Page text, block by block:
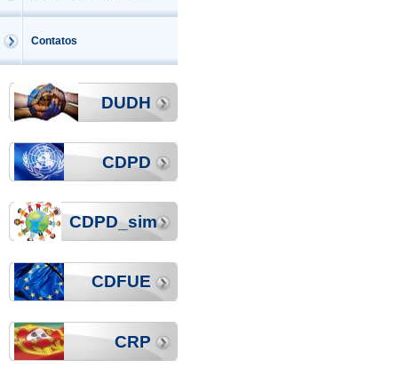
Contatos
DUDH
CDPD
CDPD_sim
CDFUE
CRP